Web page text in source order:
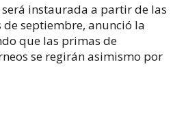
instaurada a partir de las
septiembre, anunció la
que las primas de
se regirán asimismo por